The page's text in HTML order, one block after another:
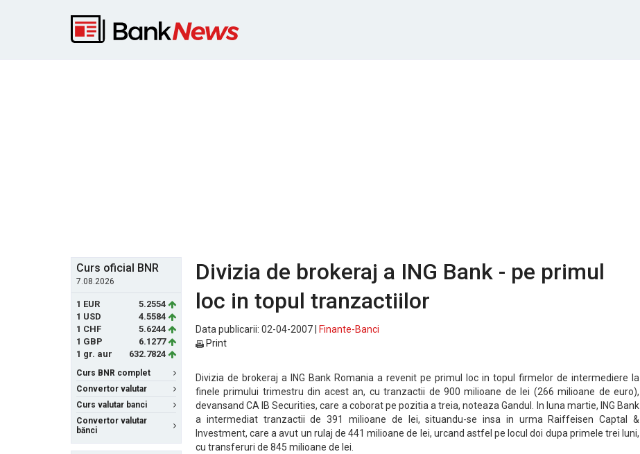
Curs oficial BNR
7.08.2026
1 EUR
5.2554
1 USD
4.5584
1 CHF
5.6244
1 GBP
6.1277
1 gr. aur
632.7824
Curs BNR complet
Convertor valutar
Curs valutar banci
Convertor valutar
bănci
Divizia de brokeraj a ING Bank - pe primul
loc in topul tranzactiilor
Data publicarii: 02-04-2007 |
Finante-Banci
Print
Divizia de brokeraj a ING Bank Romania a revenit pe primul loc in topul firmelor de intermediere la
finele primului trimestru din acest an, cu tranzactii de 900 milioane de lei (266 milioane de euro),
devansand CA IB Securities, care a coborat pe pozitia a treia, noteaza Gandul. In luna martie, ING Bank
a intermediat tranzactii de 391 milioane de lei, situandu-se insa in urma Raiffeisen Captal &
Investment, care a avut un rulaj de 441 milioane de lei, urcand astfel pe locul doi dupa primele trei luni,
cu transferuri de 845 milioane de lei.